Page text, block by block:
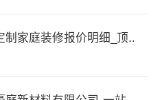
制家庭装修报价明细_顶..